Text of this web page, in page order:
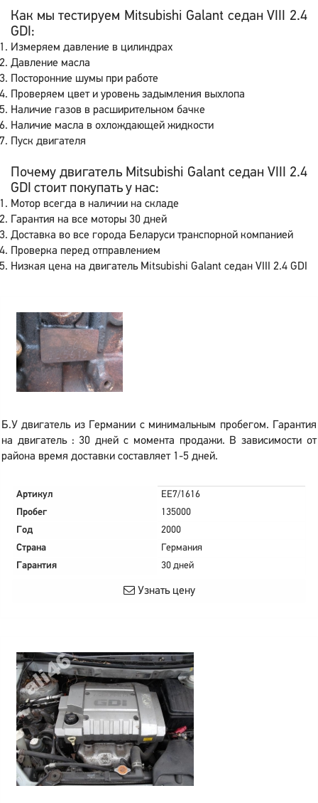
Как мы тестируем Mitsubishi Galant седан VIII 2.4
GDI:
Измеряем давление в цилиндрах
Давление масла
Посторонние шумы при работе
Проверяем цвет и уровень задымления выхлопа
Наличие газов в расширительном бачке
Наличие масла в охлождающей жидкости
Пуск двигателя
Почему двигатель Mitsubishi Galant седан VIII 2.4
GDI стоит покупать у нас:
Мотор всегда в наличии на складе
Гарантия на все моторы 30 дней
Доставка во все города Беларуси транспорной компанией
Проверка перед отправлением
Низкая цена на двигатель Mitsubishi Galant седан VIII 2.4 GDI
Б.У двигатель из Германии с минимальным пробегом. Гарантия
на двигатель : 30 дней с момента продажи. В зависимости от
района время доставки составляет 1-5 дней.
Артикул
EE7/1616
Пробег
135000
Год
2000
Страна
Германия
Гарантия
30 дней
Узнать цену